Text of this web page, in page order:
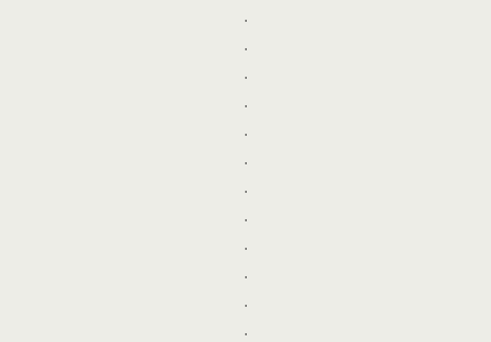
.
.
.
.
.
.
.
.
.
.
.
.